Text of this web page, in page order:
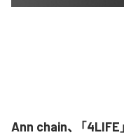
Ann chain、「4LIFE